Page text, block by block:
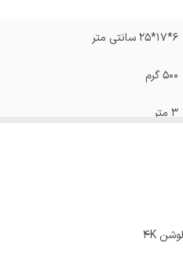
6*17*25 سانتی متر
500 گرم
3 متر